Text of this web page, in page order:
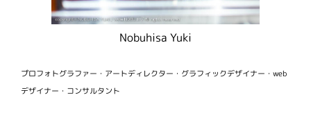
Nobuhisa Yuki
プロフォトグラファー・アートディレクター・グラフィックデザイナー・web
デザイナー・コンサルタント